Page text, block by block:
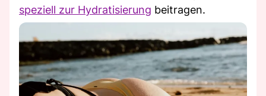
speziell zur Hydratisierung beitragen.